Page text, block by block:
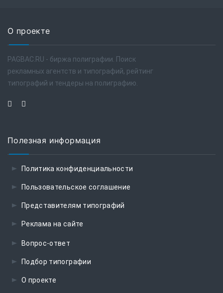
О проекте
PAGBAC.RU - биржа полиграфии. Поиск
рекламных агентств и типографий, рейтинг
типографий и тендеры на полиграфию.
Полезная информация
Политика конфиденциальности
Пользовательское соглашение
Представителям типографий
Реклама на сайте
Вопрос-ответ
Подбор типографии
О проекте